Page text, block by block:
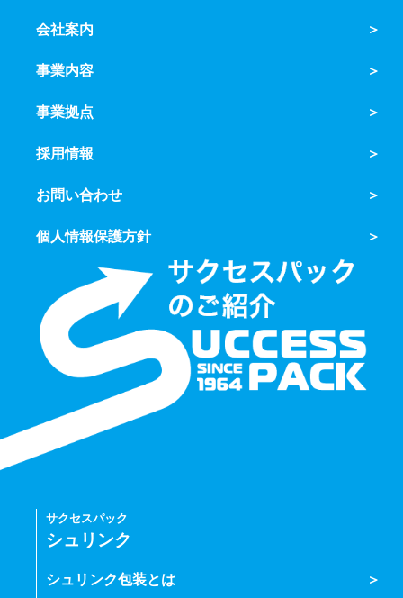
会社案内
事業内容
事業拠点
採用情報
お問い合わせ
個人情報保護方針
サクセスパック
シュリンク
シュリンク包装とは